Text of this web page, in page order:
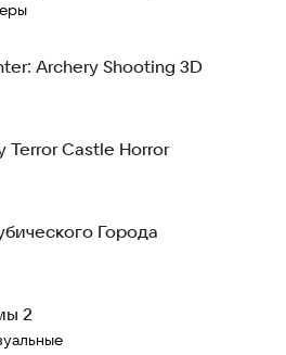
Archery Shooting 3D
Terror Castle Horror
Города
2